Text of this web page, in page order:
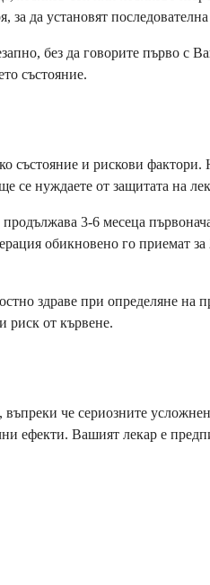
за да установят
без да говорите първо
състояние.
и рискови фактори.
нуждаете от защитата на
3-6 месеца
обикновено го приемат
здраве при определяне на
риск от кървене.
че сериозните
ефекти. Вашият лекар е